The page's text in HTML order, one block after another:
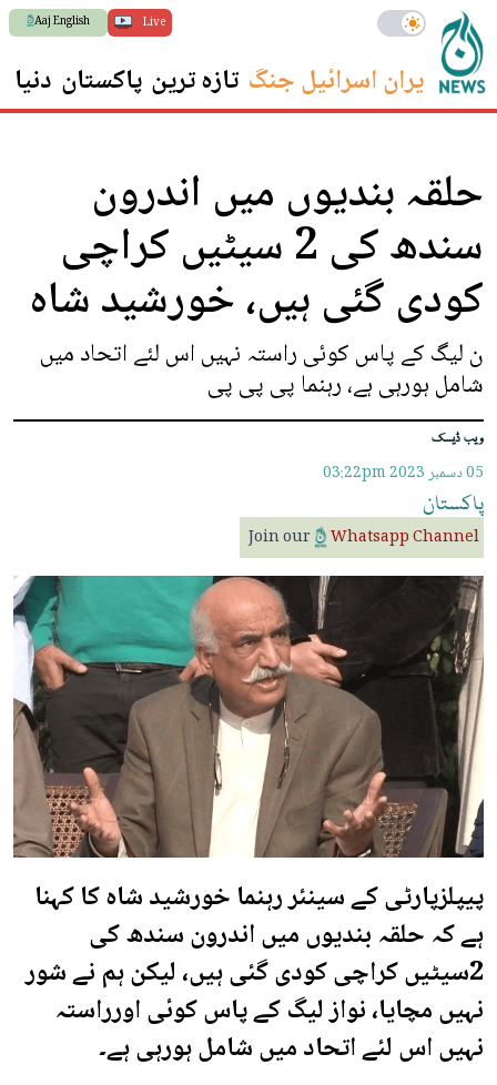
Live
Aaj English
ایران اسرائیل جنگ تازہ ترین پاکستان دنیا
حلقہ بندیوں میں اندرون
سندھ کی 2 سیٹیں کراچی
کودی گئی ہیں، خورشید شاہ
ن لیگ کے پاس کوئی راستہ نہیں اس لئے اتحاد میں
شامل ہورہی ہے، رہنما پی پی پی
ویب ڈیسک
05 دسمبر 2023 03:22pm
پاکستان
Join our Whatsapp Channel
پیپلزپارٹی کے سینئر رہنما خورشید شاہ کا کہنا
ہے کہ حلقہ بندیوں میں اندرون سندھ کی
2سیٹیں کراچی کودی گئی ہیں، لیکن ہم نے شور
نہیں مچایا، نواز لیگ کے پاس کوئی اورراستہ
نہیں اس لئے اتحاد میں شامل ہورہی ہے۔